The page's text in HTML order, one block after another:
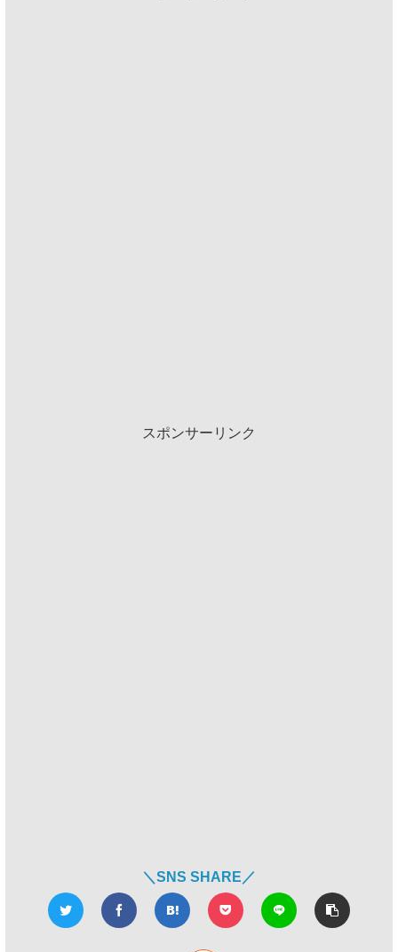
スポンサーリンク
＼SNS SHARE／